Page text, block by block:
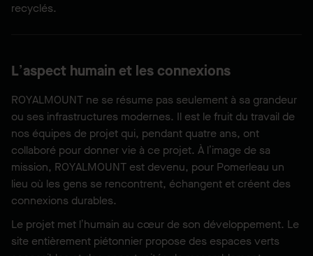
recyclés.
L’aspect humain et les connexions
ROYALMOUNT ne se résume pas seulement à sa grandeur
ou ses infrastructures modernes. Il est le fruit du travail de
nos équipes de projet qui, pendant quatre ans, ont
collaboré pour donner vie à ce projet. À l’image de sa
mission, ROYALMOUNT est devenu, pour Pomerleau un
lieu où les gens se rencontrent, échangent et créent des
connexions durables.
Le projet met l’humain au cœur de son développement. Le
site entièrement piétonnier propose des espaces verts